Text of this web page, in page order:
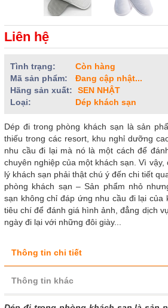
Liên hệ
Tình trạng:
Còn hàng
Mã sản phẩm:
Đang cập nhật...
Hãng sản xuất:
SEN NHẬT
Loại:
Dép khách sạn
Dép đi trong phòng khách sạn là sản
thiếu trong các resort, khu nghỉ dưỡng
nhu cầu đi lại mà nó là một cách để
chuyên nghiệp của một khách sạn. Vì
lý khách sạn phải thật chú ý đến chi tiết
phòng khách sạn – Sản phẩm nhỏ
sạn không chỉ đáp ứng nhu cầu đi lại của
tiêu chí để đánh giá hình ảnh, đẳng dịch
ngày đi lại với những đôi giày...
Thông tin chi tiết
Thông tin khác